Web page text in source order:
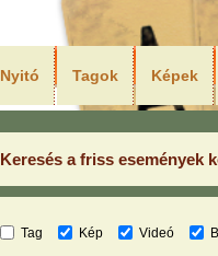
Nyitó Tagok Képek
Keresés a friss események
Tag Kép Videó